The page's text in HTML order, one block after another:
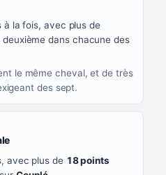
COULEUR
jaune or
à la fois, avec plus de
dans chacune des
le même cheval, et de très
des sept.
, couleur mauve
avec plus de 18 points